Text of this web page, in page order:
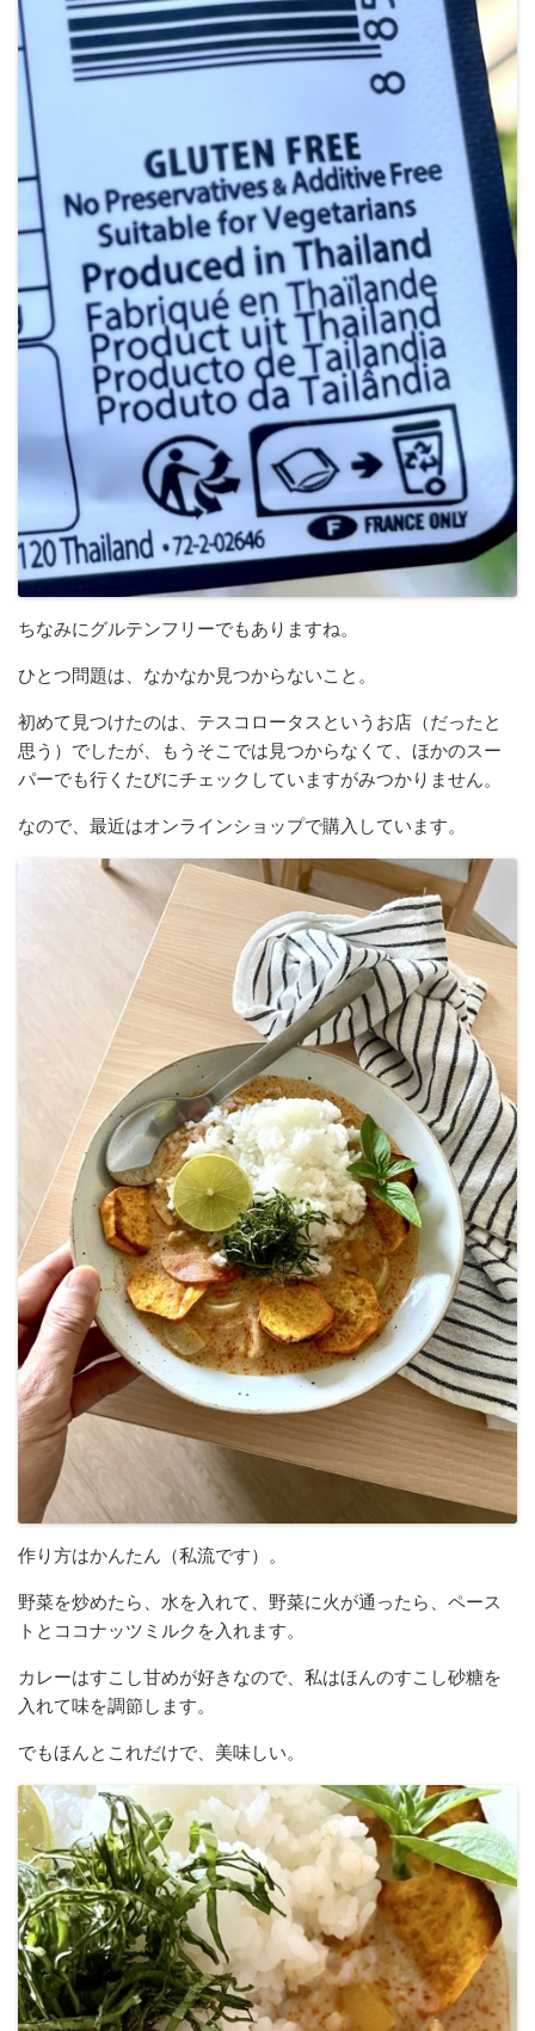
ちなみにグルテンフリーでもありますね。
ひとつ問題は、なかなか見つからないこと。
初めて見つけたのは、テスコロータスというお店（だったと
思う）でしたが、もうそこでは見つからなくて、ほかのスー
パーでも行くたびにチェックしていますがみつかりません。
なので、最近はオンラインショップで購入しています。
作り方はかんたん（私流です）。
野菜を炒めたら、水を入れて、野菜に火が通ったら、ペース
トとココナッツミルクを入れます。
カレーはすこし甘めが好きなので、私はほんのすこし砂糖を
入れて味を調節します。
でもほんとこれだけで、美味しい。